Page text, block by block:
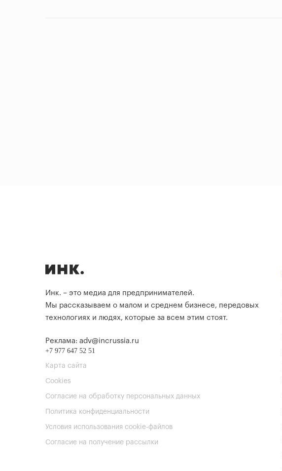
Инк. – это медиа для предпринимателей.
Мы рассказываем о малом и среднем бизнесе, передовых
технологиях и людях, которые за всем этим стоят.
Реклама: adv@incrussia.ru
+7 977 647 52 51
Карта сайта
Cookies
Согласие на обработку персональных данных
Политика конфиденциальности
Условия использования cookie-файлов
Согласие на получение рассылки